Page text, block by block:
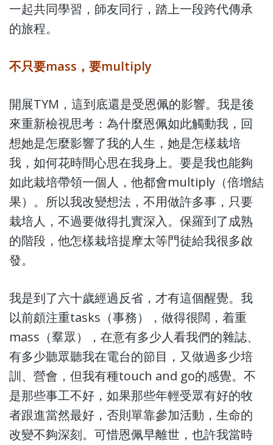
一起共同學習，師友同行，踏上一段跨代傳承
的旅程。
不只要mass，要multiply
開展TYM，這到底還是受恩佩的影響。我是後
來重新檢視思考：為什麼恩佩如此觸動我，回
想她是怎麼影響了我的人生，她是怎樣栽培
我，如何花時間心思在我身上。要是我也能夠
如此栽培帶領一個人，他都會multiply（倍增結
果）。所以我改變想法，不用做許多事，只要
栽培人，不過要做得扎實深入。保羅到了成熟
的階段，他怎樣栽培提摩太等門徒給我很多啟
發。
我是到了六十歲經過反省，才有這個醒覺。我
以前頗注重tasks（事務），做得很闊，着重
mass（羣眾），在意有多少人看我們的雜誌、
有多少聽眾聽我在電台的節目，又做過多少培
訓、營會，但我有種touch and go的感覺。不
是那些事工不好，如果那些年輕受眾有好的牧
者跟進當然最好，否則單靠參加活動，生命的
改變不夠深刻。可惜恩佩早離世，也許我當時